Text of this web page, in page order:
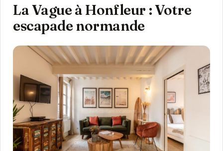
La Vague à Honfleur : Votre
escapade normande